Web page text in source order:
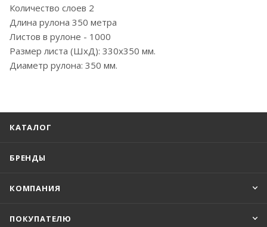
Количество слоев 2
Длина рулона 350 метра
Листов в рулоне - 1000
Размер листа (ШxД): 330х350 мм.
Диаметр рулона: 350 мм.
КАТАЛОГ
БРЕНДЫ
КОМПАНИЯ
ПОКУПАТЕЛЮ